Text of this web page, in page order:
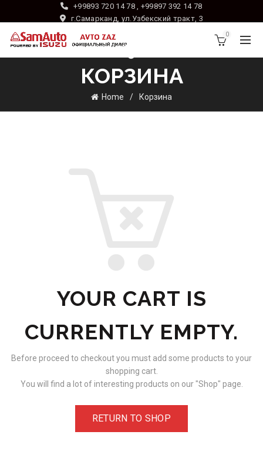
+99893 720 14 78 , +99897 392 14 78
г.Самарканд, ул.Узбекский тракт, 3
0
КОРЗИНА
Home Корзина
YOUR CART IS
CURRENTLY EMPTY.
Before proceed to checkout you must add some products to your
shopping cart.
You will find a lot of interesting products on our "Shop" page.
RETURN TO SHOP